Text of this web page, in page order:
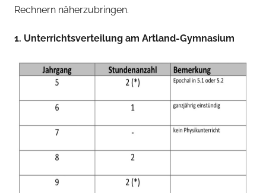
Rechnern näherzubringen.
1. Unterrichtsverteilung am Artland-Gymnasium